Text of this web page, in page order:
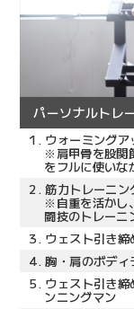
パーソナルトレ
1. ウォーミングア
※肩甲骨を股関
をフルに使い
2. 筋力トレーニン
※自重を活かし
闘技のトレーニ
3. ウェスト引き
4. 胸・肩のボディ
5. ウェスト引き
ンニングマン